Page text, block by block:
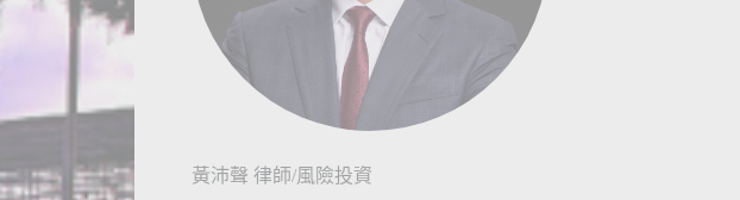
黃沛聲 律師/風險投資